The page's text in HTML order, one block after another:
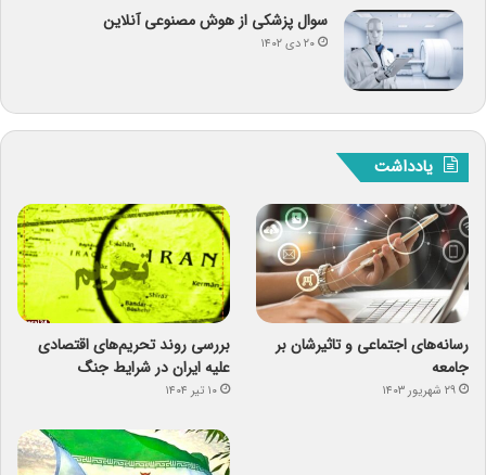
سوال پزشکی از هوش مصنوعی آنلاین
۲۰ دی ۱۴۰۲
یادداشت
رسانه‌های اجتماعی و تاثیرشان بر
جامعه
۲۹ شهریور ۱۴۰۳
بررسی روند تحریم‌های اقتصادی
علیه ایران در شرایط جنگ
۱۰ تیر ۱۴۰۴